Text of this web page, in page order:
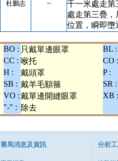
杜鵬志 --
千一米處走第
處走第三疊
位置，瞬即墮
BO : 只戴單邊眼罩
BL :
CC : 喉托
CO :
H : 戴頭罩
P :
SB : 戴羊毛額箍
SR :
VO :戴單邊開縫眼罩
XB :
"-" : 除去
賽馬消息及資訊 分析